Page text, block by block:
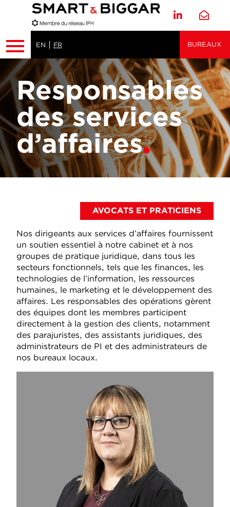
EN FR BUREAUX
Responsables
des services
d’affaires
AVOCATS ET PRATICIENS
Nos dirigeants aux services d’affaires fournissent
un soutien essentiel à notre cabinet et à nos
groupes de pratique juridique, dans tous les
secteurs fonctionnels, tels que les finances, les
technologies de l’information, les ressources
humaines, le marketing et le développement des
affaires. Les responsables des opérations gèrent
des équipes dont les membres participent
directement à la gestion des clients, notamment
des parajuristes, des assistants juridiques, des
administrateurs de PI et des administrateurs de
nos bureaux locaux.